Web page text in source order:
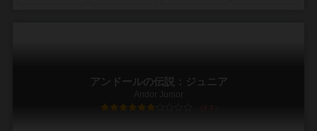
アンドールの伝説：ジュニア
Andor Junior
6.3